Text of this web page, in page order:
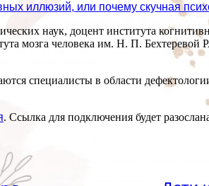
иллюзий, или почему скучная
наук, доцент института
мозга человека им. Н. П.
специалисты в области
. Ссылка для подключения будет